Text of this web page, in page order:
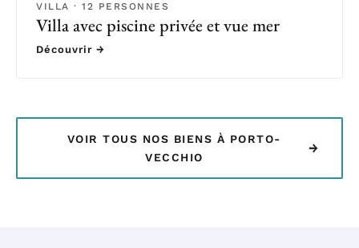
VILLA · 12 PERSONNES
Villa avec piscine privée et vue mer
Découvrir →
VOIR TOUS NOS BIENS À PORTO-
VECCHIO
→